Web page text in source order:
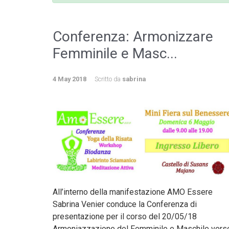
Conferenza: Armonizzare
Femminile e Masc...
4 May 2018 Scritto da sabrina
All’interno della manifestazione AMO Essere
Sabrina Venier conduce la Conferenza di
presentazione per il corso del 20/05/18